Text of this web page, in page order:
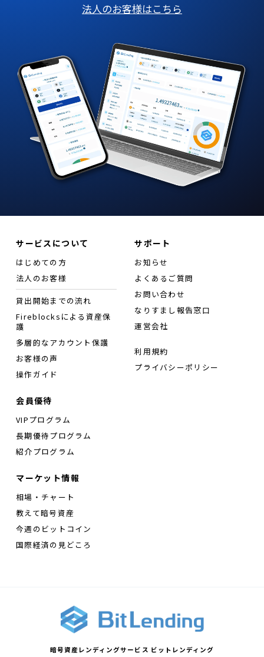
法人のお客様はこちら
サービスについて
はじめての方
法人のお客様
貸出開始までの流れ
Fireblocksによる資産保
護
多層的なアカウント保護
お客様の声
操作ガイド
会員優待
VIPプログラム
長期優待プログラム
紹介プログラム
マーケット情報
相場・チャート
教えて暗号資産
今週のビットコイン
国際経済の見どころ
サポート
お知らせ
よくあるご質問
お問い合わせ
なりすまし報告窓口
運営会社
利用規約
プライバシーポリシー
暗号資産レンディングサービス ビットレンディング